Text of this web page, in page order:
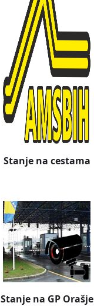
Stanje na cestama
Stanje na GP Orašje